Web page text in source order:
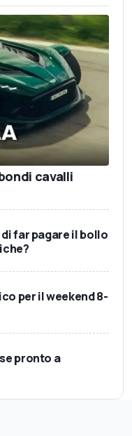
cavalli
far pagare il bollo
per il weekend 8-
pronto a